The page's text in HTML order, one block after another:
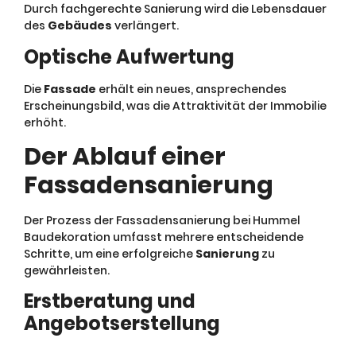
Durch fachgerechte Sanierung wird die Lebensdauer
des Gebäudes verlängert.
Optische Aufwertung
Die Fassade erhält ein neues, ansprechendes
Erscheinungsbild, was die Attraktivität der Immobilie
erhöht.
Der Ablauf einer
Fassadensanierung
Der Prozess der Fassadensanierung bei Hummel
Baudekoration umfasst mehrere entscheidende
Schritte, um eine erfolgreiche Sanierung zu
gewährleisten.
Erstberatung und
Angebotserstellung